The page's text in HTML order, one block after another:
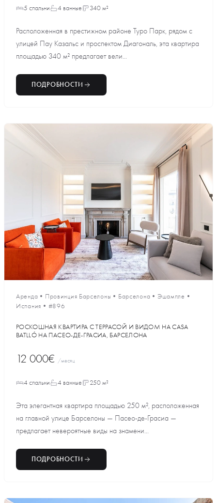
5 спальни 4 ванные 340 м²
Расположенная в престижном районе Туро Парк, рядом с
улицей Пау Казальс и проспектом Диагональ, эта квартира
площадью 340 м² предлагает вели...
ПОДРОБНОСТИ
Аренда • Провинция Барселоны • Барселона • Эшампле •
Испания • #896
РОСКОШНАЯ КВАРТИРА С ТЕРРАСОЙ И ВИДОМ НА CASA
BATLLÓ НА ПАСЕО-ДЕ-ГРАСИА, БАРСЕЛОНА
12 000€ /месяц
4 спальни 4 ванные 250 м²
Эта элегантная квартира площадью 250 м², расположенная
на главной улице Барселоны — Пасео-де-Грасиа —
предлагает невероятные виды на знамени...
ПОДРОБНОСТИ